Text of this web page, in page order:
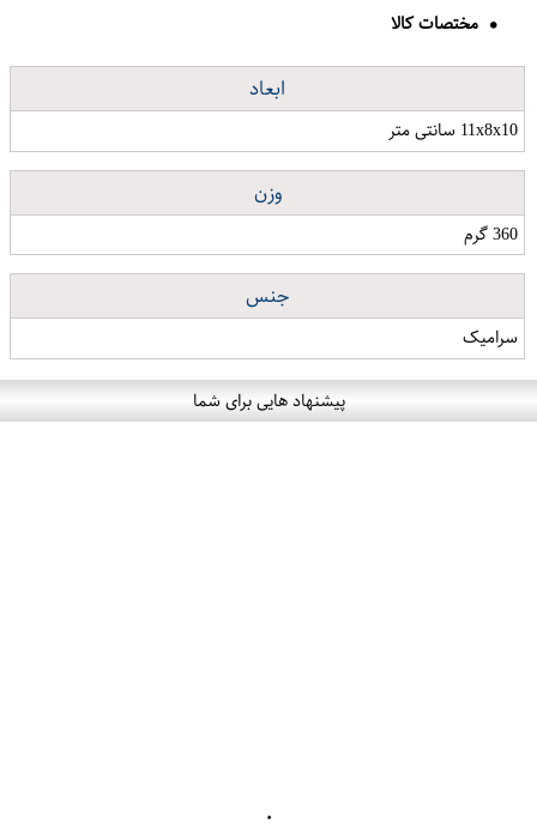
مختصات کالا
ابعاد
11x8x10 سانتی متر
وزن
360 گرم
جنس
سرامیک
پیشنهاد هایی برای شما
۰